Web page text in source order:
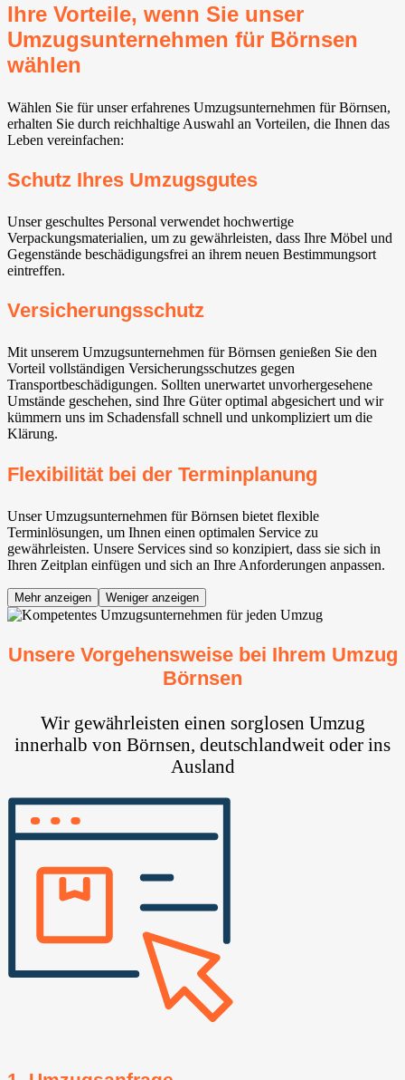
Ihre Vorteile, wenn Sie unser
Umzugsunternehmen für Börnsen
wählen
Wählen Sie für unser erfahrenes Umzugsunternehmen für Börnsen,
erhalten Sie durch reichhaltige Auswahl an Vorteilen, die Ihnen das
Leben vereinfachen:
Schutz Ihres Umzugsgutes
Unser geschultes Personal verwendet hochwertige
Verpackungsmaterialien, um zu gewährleisten, dass Ihre Möbel und
Gegenstände beschädigungsfrei an ihrem neuen Bestimmungsort
eintreffen.
Versicherungsschutz
Mit unserem Umzugsunternehmen für Börnsen genießen Sie den
Vorteil vollständigen Versicherungsschutzes gegen
Transportbeschädigungen. Sollten unerwartet unvorhergesehene
Umstände geschehen, sind Ihre Güter optimal abgesichert und wir
kümmern uns im Schadensfall schnell und unkompliziert um die
Klärung.
Flexibilität bei der Terminplanung
Unser Umzugsunternehmen für Börnsen bietet flexible
Terminlösungen, um Ihnen einen optimalen Service zu
gewährleisten. Unsere Services sind so konzipiert, dass sie sich in
Ihren Zeitplan einfügen und sich an Ihre Anforderungen anpassen.
Mehr anzeigen Weniger anzeigen
Unsere Vorgehensweise bei Ihrem Umzug
Börnsen
Wir gewährleisten einen sorglosen Umzug
innerhalb von Börnsen, deutschlandweit oder ins
Ausland